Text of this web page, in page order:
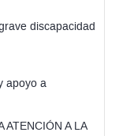
discapacidad
apoyo a
ATENCIÓN A LA